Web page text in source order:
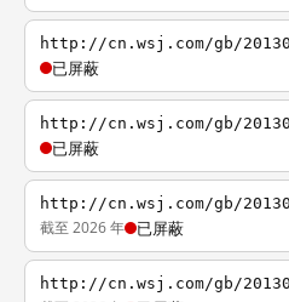
http://cn.wsj.com/gb/
已屏蔽
http://cn.wsj.com/gb/
已屏蔽
http://cn.wsj.com/gb/
截至 2026 年 已屏蔽
http://cn.wsj.com/gb/